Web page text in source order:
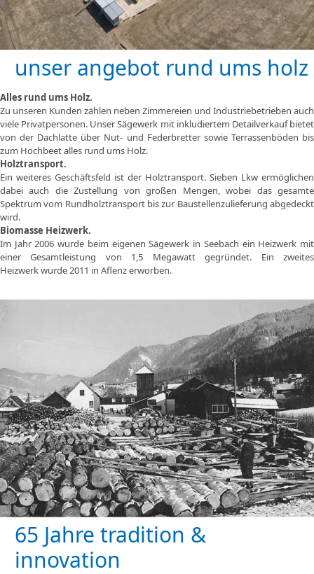
unser angebot rund ums holz
Alles rund ums Holz.
Zu unseren Kunden zählen neben Zimmereien und Industriebetrieben auch
viele Privatpersonen. Unser Sägewerk mit inkludiertem Detailverkauf bietet
von der Dachlatte über Nut- und Federbretter sowie Terrassenböden bis
zum Hochbeet alles rund ums Holz.
Holztransport.
Ein weiteres Geschäftsfeld ist der Holztransport. Sieben Lkw ermöglichen
dabei auch die Zustellung von großen Mengen, wobei das gesamte
Spektrum vom Rundholztransport bis zur Baustellenzulieferung abgedeckt
wird.
Biomasse Heizwerk.
Im Jahr 2006 wurde beim eigenen Sägewerk in Seebach ein Heizwerk mit
einer Gesamtleistung von 1,5 Megawatt gegründet. Ein zweites
Heizwerk wurde 2011 in Aflenz erworben.
65 Jahre tradition &
innovation